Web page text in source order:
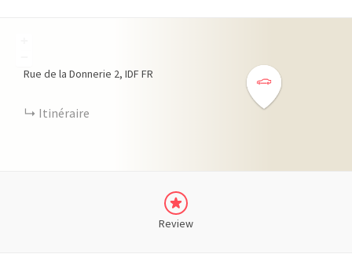
Rue de la Donnerie 2 IDF FR
Itinéraire
Review